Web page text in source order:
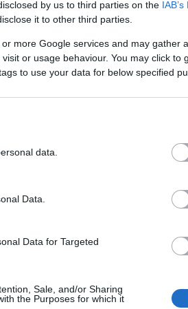
by us to third parties on the
it to other third parties.
more Google services and may gather
or usage behaviour. You may click to
to use your data for below specified
data.
Data.
Data for Targeted
Sale, and/or Sharing
the Purposes for which it
könyvelő
feltételekkel
szerint a
és okleveles